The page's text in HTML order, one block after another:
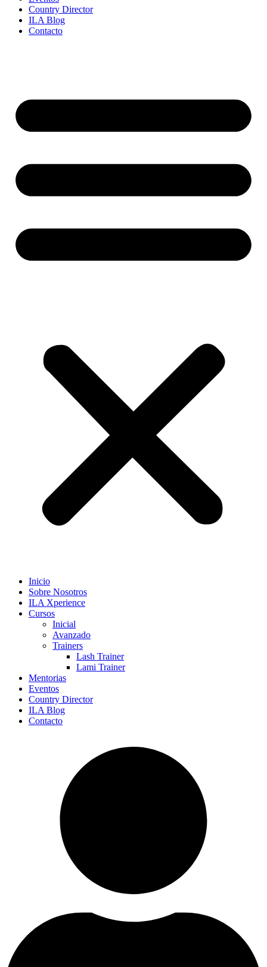
Country Director
ILA Blog
Contacto
Inicio
Sobre Nosotros
ILA Xperience
Cursos
Inicial
Avanzado
Trainers
Lash Trainer
Lami Trainer
Mentorias
Eventos
Country Director
ILA Blog
Contacto